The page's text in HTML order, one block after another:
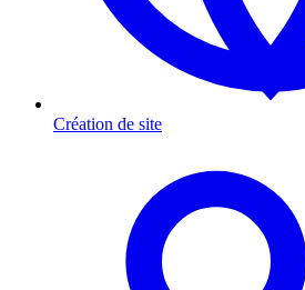
Création de site